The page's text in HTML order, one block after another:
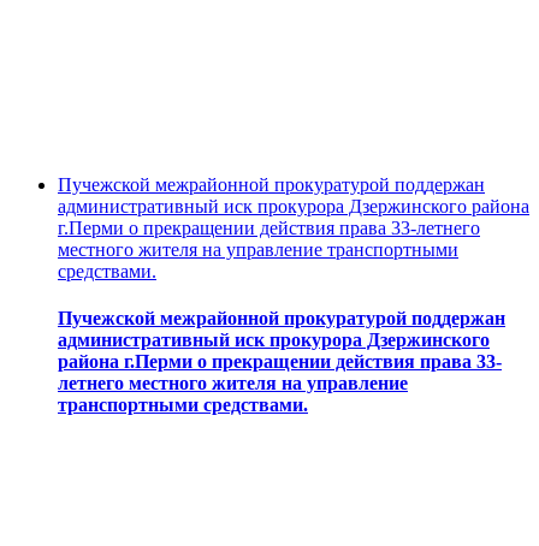
Пучежской межрайонной прокуратурой поддержан
административный иск прокурора Дзержинского района
г.Перми о прекращении действия права 33-летнего
местного жителя на управление транспортными
средствами.
Пучежской межрайонной прокуратурой поддержан
административный иск прокурора Дзержинского
района г.Перми о прекращении действия права 33-
летнего местного жителя на управление
транспортными средствами.